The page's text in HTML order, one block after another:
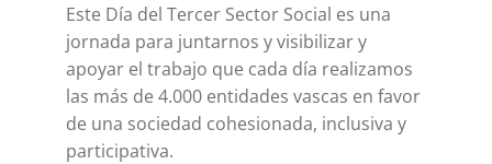
Este Día del Tercer Sector Social es una
jornada para juntarnos y visibilizar y
apoyar el trabajo que cada día realizamos
las más de 4.000 entidades vascas en favor
de una sociedad cohesionada, inclusiva y
participativa.